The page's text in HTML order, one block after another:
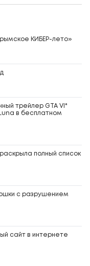
КИБЕР-лето»
трейлер GTA VI*
в бесплатном
полный список
с разрушением
сайт в интернете